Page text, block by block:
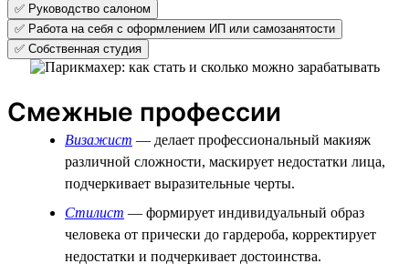
✅ Руководство салоном
✅ Работа на себя с оформлением ИП или самозанятости
✅ Собственная студия
Смежные профессии
Визажист — делает профессиональный макияж
различной сложности, маскирует недостатки лица,
подчеркивает выразительные черты.
Стилист — формирует индивидуальный образ
человека от прически до гардероба, корректирует
недостатки и подчеркивает достоинства.